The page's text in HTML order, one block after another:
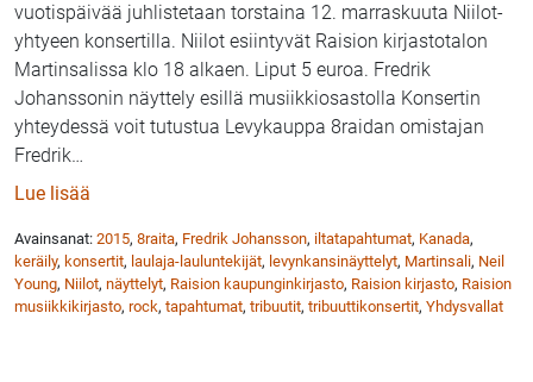
vuotispäivää juhlistetaan torstaina 12. marraskuuta Niilot-
yhtyeen konsertilla. Niilot esiintyvät Raision kirjastotalon
Martinsalissa klo 18 alkaen. Liput 5 euroa. Fredrik
Johanssonin näyttely esillä musiikkiosastolla Konsertin
yhteydessä voit tutustua Levykauppa 8raidan omistajan
Fredrik…
Lue lisää
Avainsanat: 2015, 8raita, Fredrik Johansson, iltatapahtumat, Kanada,
keräily, konsertit, laulaja-lauluntekijät, levynkansinäyttelyt, Martinsali, Neil
Young, Niilot, näyttelyt, Raision kaupunginkirjasto, Raision kirjasto, Raision
musiikkikirjasto, rock, tapahtumat, tribuutit, tribuuttikonsertit, Yhdysvallat